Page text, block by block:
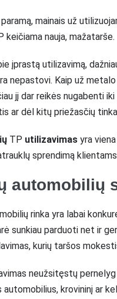
mainais už
keičiama nauja, mažatarše.
įprastą utilizavimą,
nepastovi. Kaip už
jį dar reikės nugabenti
ar dėl kitų priežasčių
TP utilizavimas yra
sprendimą
automobilių
rinka yra labai
sunkiau parduoti net ir
kurių taršos
neužsitęstų
automobilius, krovininį ar